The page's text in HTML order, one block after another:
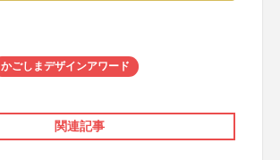
かごしまデザインアワード
関連記事